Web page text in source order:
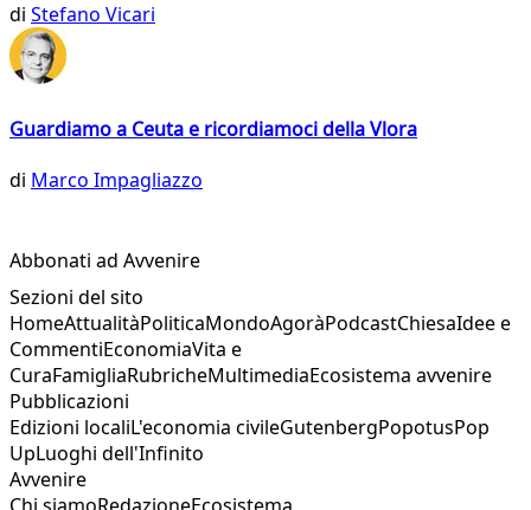
di Stefano Vicari
Guardiamo a Ceuta e ricordiamoci della Vlora
di Marco Impagliazzo
Abbonati ad Avvenire
Sezioni del sito
HomeAttualitàPoliticaMondoAgoràPodcastChiesaIdee e
CommentiEconomiaVita e
CuraFamigliaRubricheMultimediaEcosistema avvenire
Pubblicazioni
Edizioni localiL'economia civileGutenbergPopotusPop
UpLuoghi dell'Infinito
Avvenire